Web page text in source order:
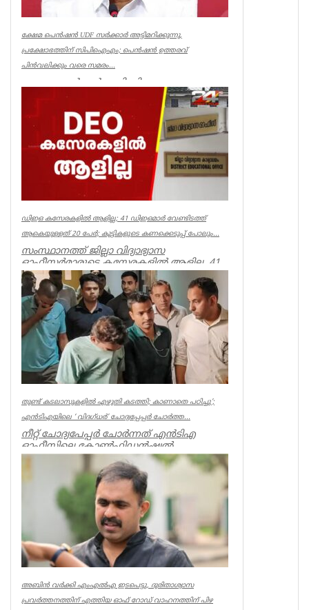
ക്ഷേമ പെൻഷൻ UDF സർക്കാർ അട്ടിമറിക്കുന്നു,
പ്രക്ഷോഭത്തിന് സിപിഐഎം; പെൻഷൻ ഉത്തരവ്
പിൻവലിക്കും വരെ സമരം...
ക്ഷേമ പെൻഷൻ അട്ടിമറിക്കാനുള്ള ബോധ
പൂർവമായ ശ്രമമാണ് യു ഡി എഫ് സർക്കാർ
നടത്തുന്നതെന്ന് സിപിഐഎം സംസ്ഥാ...
Kerala
ഡിഇഒ കസേരകളില്‍ ആളില്ല; 41 ഡിഇഒമാര്‍ വേണ്ടിടത്ത്
ആകെയുള്ളത് 20 പേര്‍; കുട്ടികളുടെ കണക്കെടുപ്പ് പോലും...
സംസ്ഥാനത്ത് ജില്ലാ വിദ്യാഭ്യാസ
ഓഫീസര്‍മാരുടെ കസേരകളില്‍ ആളില്ല. 41
ഡിഇഒമാരില്‍ നിലവില്‍ ഉള്ളത് 20 പ...
Kerala
തുണ്ട് കടലാസുകളില്‍ എഴുതി കടത്തി; കാണാതെ പഠിച്ചു’;
എന്‍ടിഎയിലെ ‘ വിദഗ്ധര്‍’ ചോദ്യപ്പേപ്പര്‍ ചോര്‍ത്ത...
നീറ്റ് ചോദ്യപേപ്പര്‍ ചോര്‍ന്നത് എന്‍ടിഎ
ഓഫീസിലെ കോണ്‍ഫിഡന്‍ഷ്യല്‍
സെക്ഷനില്‍ നിന്ന് എന്ന് സിബിഐ. എന...
Kerala
അബിൻ വർക്കി എംഎൽഎ ഇടപെട്ടു, ദുരിതാശ്വാസ
പ്രവർത്തനത്തിന് എത്തിയ ഓഫ് റോഡ് വാഹനത്തിന് പിഴ